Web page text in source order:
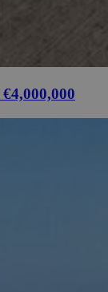
€4,000,000